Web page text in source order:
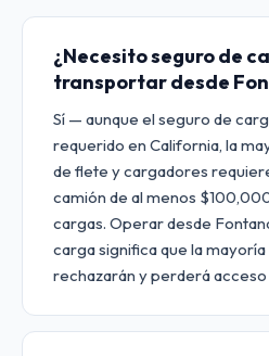
¿Necesito seguro de
transportar desde
Sí — aunque el seguro de
requerido en California, la
de flete y cargadores
camión de al menos
cargas. Operar desde
carga significa que la
rechazarán y perderá